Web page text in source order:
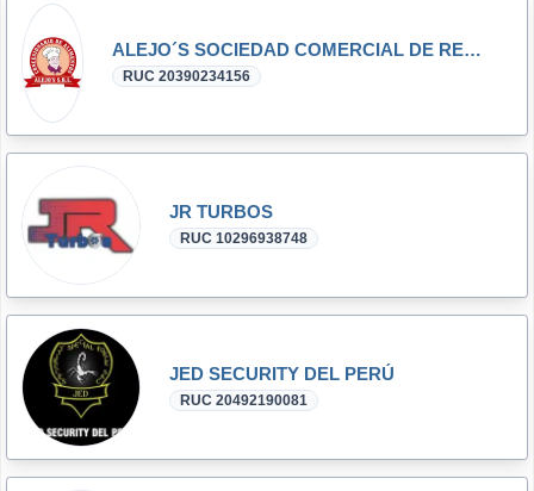
ALEJO´S SOCIEDAD COMERCIAL DE RESPONSABILIDAD LIMITADA - ALEJO´S S.R.L.
RUC 20390234156
JR TURBOS
RUC 10296938748
JED SECURITY DEL PERÚ
RUC 20492190081